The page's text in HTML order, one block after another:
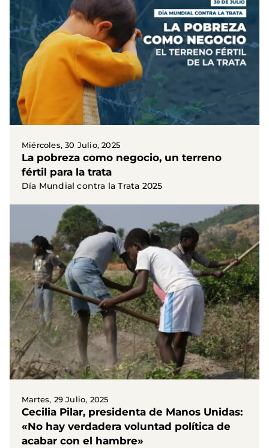
Miércoles, 30 Julio, 2025
La pobreza como negocio, un terreno
fértil para la trata
Día Mundial contra la Trata 2025
Martes, 29 Julio, 2025
Cecilia Pilar, presidenta de Manos Unidas:
«No hay verdadera voluntad política de
acabar con el hambre»